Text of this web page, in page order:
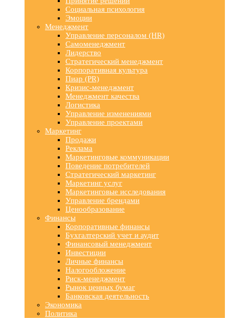
Социальная психология
Эмоции
Менеджмент
Управление персоналом (HR)
Самоменеджмент
Лидерство
Стратегический менеджмент
Корпоративная культура
Пиар (PR)
Кризис-менеджмент
Менеджмент качества
Логистика
Управление изменениями
Управление проектами
Маркетинг
Продажи
Реклама
Маркетинговые коммуникации
Поведение потребителей
Стратегический маркетинг
Маркетинг услуг
Маркетинговые исследования
Управление брендами
Ценообразование
Финансы
Корпоративные финансы
Бухгалтерский учет и аудит
Финансовый менеджмент
Инвестиции
Личные финансы
Налогообложение
Риск-менеджмент
Рынок ценных бумаг
Банковская деятельность
Экономика
Политика